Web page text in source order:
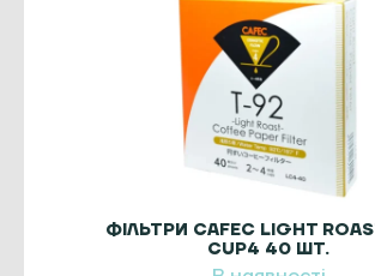
ФІЛЬТРИ CAFEC LIGHT
CUP4 40 ШТ.